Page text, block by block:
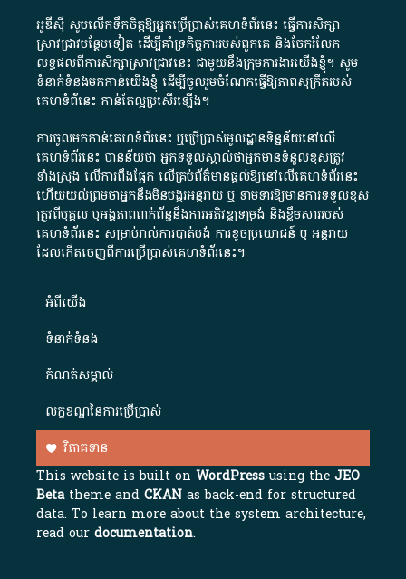
អូឌីស៊ី សូមលើកទឹកចិត្តឱ្យអ្នកប្រើប្រាស់គេហទំព័រនេះ ធ្វើការសិក្សា
ស្រាវជ្រាវបន្ថែមទៀត ដើម្បីគាំទ្រកិច្ចការ​របស់ពួកគេ និងចែករំលែក
លទ្ធផលពីការសិក្សាស្រាវជ្រាវនេះ ជាមួយនឹងក្រុមការងារយើងខ្ញុំ។ សូម
ទំនាក់ទំនងមកកាន់យើងខ្ញុំ ដើម្បីចូលរួមចំណែកធ្វើឱ្យភាពសុក្រឹតរបស់
គេហទំព័នេះ កាន់តែល្អប្រសើរឡើង។
ការចូលមកកាន់គេហទំព័រនេះ ឬប្រើប្រាស់មូលដ្ឋានទិន្នន័យនៅលើ
គេហទំព័រនេះ បានន័យថា អ្នកទទួលស្គាល់ថាអ្នកមានទំនួលខុសត្រូវ
ទាំងស្រុង លើការពឹងផ្អែក លើគ្រប់ព័ត៌មានផ្តល់ឱ្យនៅលើគេហទំព័រនេះ
ហើយយល់ព្រមថាអ្នកនឹងមិនបង្ករអន្តរាយ ឬ ទាមទារ​ឱ្យមានការទទួលខុស​
ត្រូវពីបុគ្គល ឬអង្គភាពពាក់ព័ន្ធនឹងការអភិវឌ្ឍទម្រង់ និងខ្លឹមសាររបស់
គេហទំព័រនេះ សម្រាប់រាល់ការបាត់បង់ ការខូចប្រយោជន៍ ឬ អន្តរាយ
ដែលកើតចេញពីការប្រើប្រាស់គេហទំព័រនេះ។
អំពី​យើង​
ទំនាក់ទំនង
កំណត់សម្គាល់
លក្ខខណ្ឌនៃការប្រើប្រាស់
វិភាគទាន
This website is built onWordPressusing theJEO
Betatheme andCKAN as back-end for structured
data. To learn more about the system architecture,
read ourdocumentation.